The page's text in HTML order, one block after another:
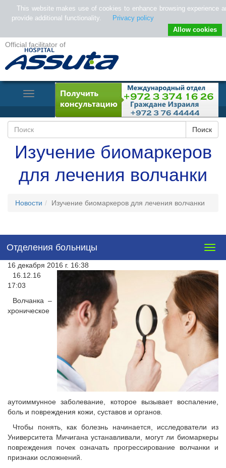
Official facilitator of
Toggle
Navigation
Изучение биомаркеров
для лечения волчанки
Новости Изучение биомаркеров для лечения волчанки
Отделения больницы
16 декабря 2016 г. 16:38
16.12.16
17:03
Волчанка –
хроническое
аутоиммунное заболевание, которое вызывает воспаление,
боль и повреждения кожи, суставов и органов.
Чтобы понять, как болезнь начинается, исследователи из
Университета Мичигана устанавливали, могут ли биомаркеры
повреждения почек означать прогрессирование волчанки и
признаки осложнений.
This website makes use of cookies to enhance browsing experience
provide additional functionality.
Privacy policy
Allow cookies